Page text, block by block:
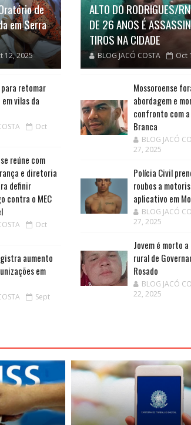
ALTO DO RODRIGUES/
DE 26 ANOS É
TIROS NA CIDADE
BLOG JACÓ COSTA Oct
Mossoroense
abordagem e
confronto com a
Branca
BLOG JACÓ
27, 2025
Polícia Civil
roubos a
aplicativo em
BLOG JACÓ
27, 2025
Jovem é morto
rural de
Rosado
BLOG JACÓ
22, 2025
de
em Serra
12, 2025
retomar
vilas da
Oct
reúne com
e diretoria
definir
contra o MEC
Oct
aumento
em
Sept